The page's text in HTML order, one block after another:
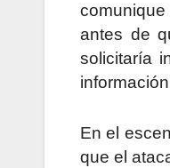
antes de
solicitaría
En el
que el